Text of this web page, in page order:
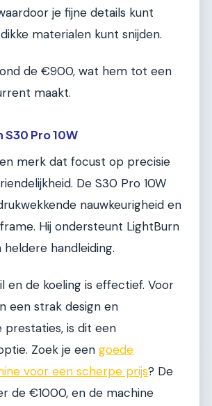
je fijne details kunt
materialen kunt snijden.
de €900, wat hem tot een
maakt.
Pro 10W
merk dat focust op precisie
De S30 Pro 10W
nauwkeurigheid en
Hij ondersteunt LightBurn
handleiding.
en de koeling is effectief. Voor
een strak design en
is dit een
Zoek je een goede
voor een scherpe prijs? De
de €1000, en de machine